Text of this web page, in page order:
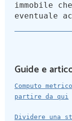
immobile
eventuale
Guide e
Computo
partire da qui
Dividere una